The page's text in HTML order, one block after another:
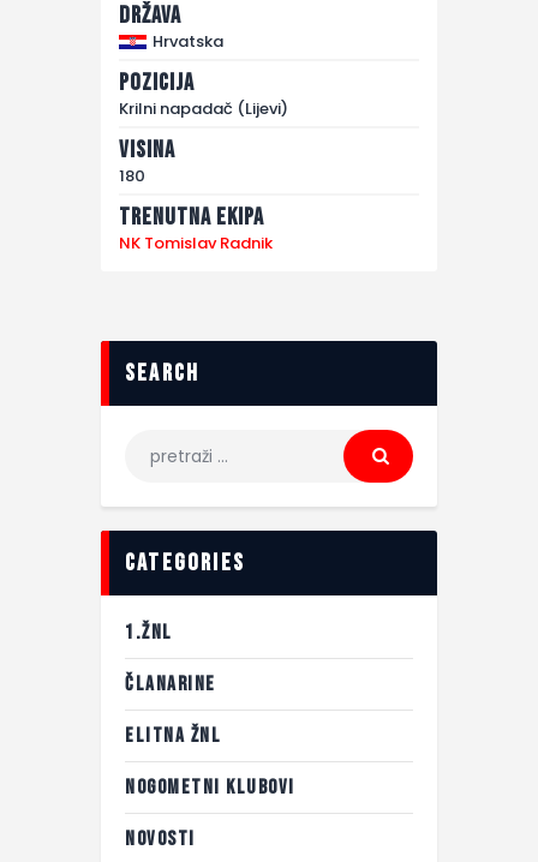
Država
Hrvatska
Pozicija
Krilni napadač (Lijevi)
Visina
180
Trenutna ekipa
NK Tomislav Radnik
search
categories
1.ŽNL
ČLANARINE
ELITNA ŽNL
NOGOMETNI KLUBOVI
NOVOSTI